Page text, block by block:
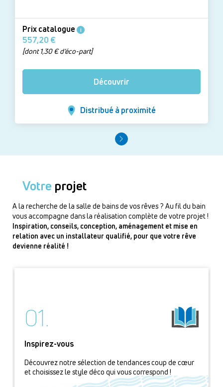
Prix catalogue i
557,20 €
[dont 1,30 € d’éco-part]
Découvrir
Distribué à proximité
Votre projet
A la recherche de la salle de bains de vos rêves ? Au fil du bain
vous accompagne dans la réalisation complète de votre projet !
Inspiration, conseils, conception, aménagement et mise en
relation avec un installateur qualifié, pour que votre rêve
devienne réalité !
01.
Inspirez-vous
Découvrez notre sélection de tendances coup de cœur
et choisissez le style déco qui vous correspond !